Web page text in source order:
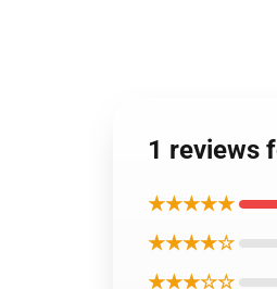
1 reviews
★★★★★
★★★★☆
★★★☆☆